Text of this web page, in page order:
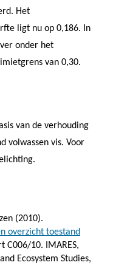
Het
ligt nu op 0,186. In
onder het
van 0,30.
van de verhouding
volwassen vis. Voor
(2010).
overzicht toestand
C006/10.
IMARES,
Ecosystem Studies,